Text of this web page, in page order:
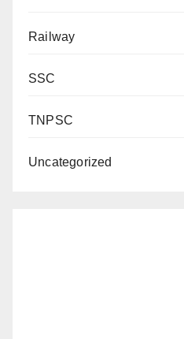
Railway
SSC
TNPSC
Uncategorized